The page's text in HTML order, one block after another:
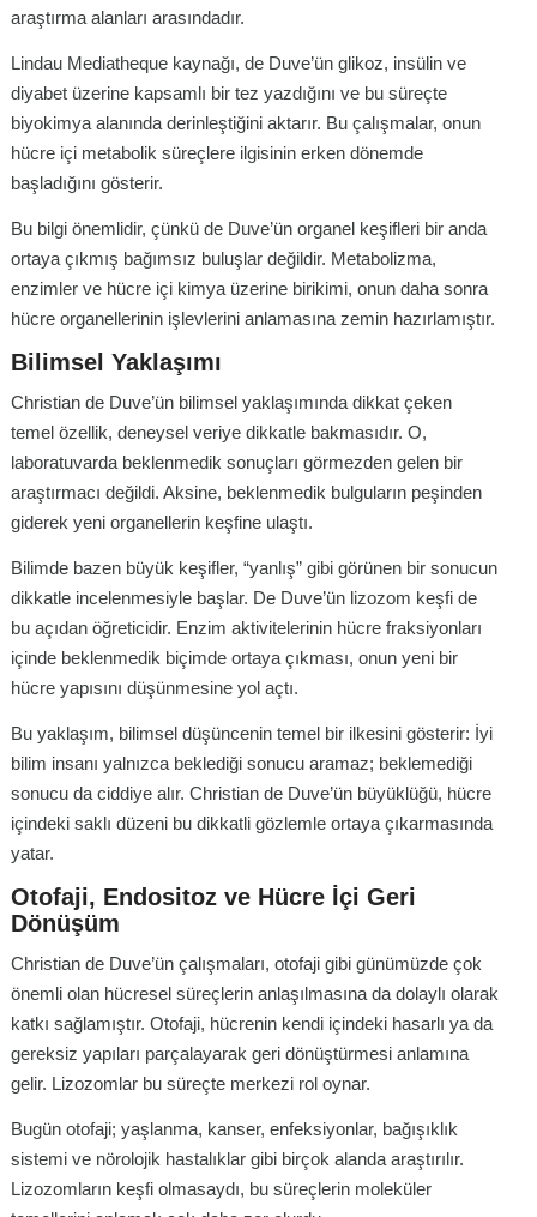
araştırma alanları arasındadır.
Lindau Mediatheque kaynağı, de Duve’ün glikoz, insülin ve
diyabet üzerine kapsamlı bir tez yazdığını ve bu süreçte
biyokimya alanında derinleştiğini aktarır. Bu çalışmalar, onun
hücre içi metabolik süreçlere ilgisinin erken dönemde
başladığını gösterir.
Bu bilgi önemlidir, çünkü de Duve’ün organel keşifleri bir anda
ortaya çıkmış bağımsız buluşlar değildir. Metabolizma,
enzimler ve hücre içi kimya üzerine birikimi, onun daha sonra
hücre organellerinin işlevlerini anlamasına zemin hazırlamıştır.
Bilimsel Yaklaşımı
Christian de Duve’ün bilimsel yaklaşımında dikkat çeken
temel özellik, deneysel veriye dikkatle bakmasıdır. O,
laboratuvarda beklenmedik sonuçları görmezden gelen bir
araştırmacı değildi. Aksine, beklenmedik bulguların peşinden
giderek yeni organellerin keşfine ulaştı.
Bilimde bazen büyük keşifler, “yanlış” gibi görünen bir sonucun
dikkatle incelenmesiyle başlar. De Duve’ün lizozom keşfi de
bu açıdan öğreticidir. Enzim aktivitelerinin hücre fraksiyonları
içinde beklenmedik biçimde ortaya çıkması, onun yeni bir
hücre yapısını düşünmesine yol açtı.
Bu yaklaşım, bilimsel düşüncenin temel bir ilkesini gösterir: İyi
bilim insanı yalnızca beklediği sonucu aramaz; beklemediği
sonucu da ciddiye alır. Christian de Duve’ün büyüklüğü, hücre
içindeki saklı düzeni bu dikkatli gözlemle ortaya çıkarmasında
yatar.
Otofaji, Endositoz ve Hücre İçi Geri
Dönüşüm
Christian de Duve’ün çalışmaları, otofaji gibi günümüzde çok
önemli olan hücresel süreçlerin anlaşılmasına da dolaylı olarak
katkı sağlamıştır. Otofaji, hücrenin kendi içindeki hasarlı ya da
gereksiz yapıları parçalayarak geri dönüştürmesi anlamına
gelir. Lizozomlar bu süreçte merkezi rol oynar.
Bugün otofaji; yaşlanma, kanser, enfeksiyonlar, bağışıklık
sistemi ve nörolojik hastalıklar gibi birçok alanda araştırılır.
Lizozomların keşfi olmasaydı, bu süreçlerin moleküler